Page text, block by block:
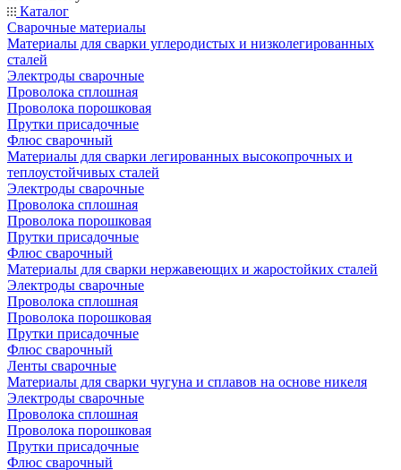
Каталог
Сварочные материалы
Материалы для сварки углеродистых и низколегированных
сталей
Электроды сварочные
Проволока сплошная
Проволока порошковая
Прутки присадочные
Флюс сварочный
Материалы для сварки легированных высокопрочных и
теплоустойчивых сталей
Электроды сварочные
Проволока сплошная
Проволока порошковая
Прутки присадочные
Флюс сварочный
Материалы для сварки нержавеющих и жаростойких сталей
Электроды сварочные
Проволока сплошная
Проволока порошковая
Прутки присадочные
Флюс сварочный
Ленты сварочные
Материалы для сварки чугуна и сплавов на основе никеля
Электроды сварочные
Проволока сплошная
Проволока порошковая
Прутки присадочные
Флюс сварочный